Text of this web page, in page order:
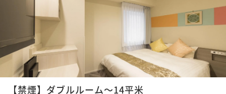
【禁煙】ダブルルーム～14平米